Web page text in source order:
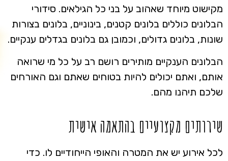
מקישוט מיוחד שאהוב על בני כל הגילאים. סידורי
הבלונים כוללים בלונים קטנים, בינוניים, בלונים בצורות
שונות, בלונים גדולים, וכמובן גם בלונים בגדלים ענקיים.
הבלונים הענקיים מותירים רושם רב על כל מי שרואה
אותם, ואתם יכולים להיות בטוחים שאתם וגם האורחים
שלכם תיהנו מהם.
שירותים מקצועיים בהתאמה אישית
לכל אירוע יש את המטרה והאופי הייחודיים לו. כדי